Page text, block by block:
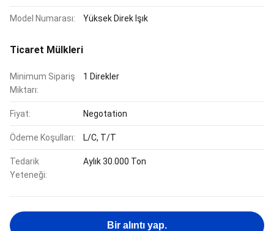
Model Numarası: Yüksek Direk Işık
Ticaret Mülkleri
Minimum Sipariş
Miktarı:
1 Direkler
Fiyat: Negotation
Ödeme Koşulları: L/C, T/T
Tedarik
Yeteneği:
Aylık 30.000 Ton
Bir alıntı yap.